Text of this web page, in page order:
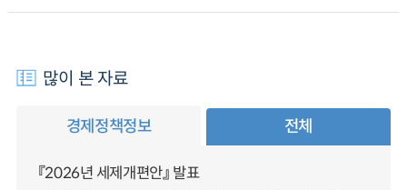
많이 본 자료
경제정책정보 전체
『2026년 세제개편안』 발표